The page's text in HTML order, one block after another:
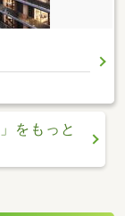
」をもっと